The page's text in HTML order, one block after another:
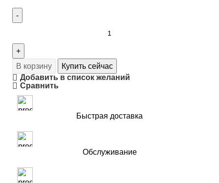
В корзину
Купить сейчас
Добавить в список желаний
Сравнить
Быстрая доставка
Обслуживание